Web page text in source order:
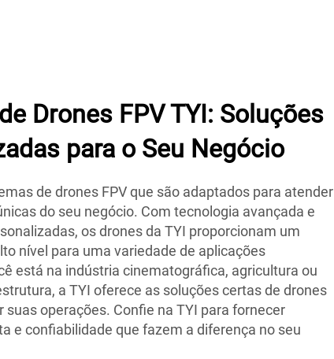
Drones FPV TYI: Soluções
para o Seu Negócio
de drones FPV que são adaptados para atender
do seu negócio. Com tecnologia avançada e
os drones da TYI proporcionam um
nível para uma variedade de aplicações
está na indústria cinematográfica, agricultura ou
a TYI oferece as soluções certas de drones
suas operações. Confie na TYI para fornecer
e confiabilidade que fazem a diferença no seu